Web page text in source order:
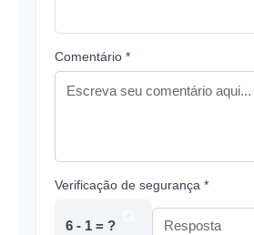
Comentário *
Verificação de segurança *
6 - 1 = ?